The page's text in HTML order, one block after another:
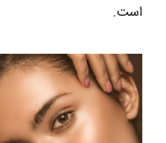
است.